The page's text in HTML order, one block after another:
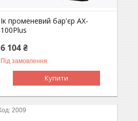
Ік променевий бар'єр AX-
100Plus
6 104 ₴
Під замовлення
Купити
2009